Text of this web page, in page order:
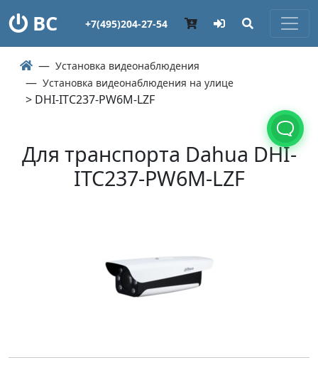
ВС +7(495)204-27-54
Установка видеонаблюдения
Установка видеонаблюдения на улице
> DHI-ITC237-PW6M-LZF
Для транспорта Dahua DHI-
ITC237-PW6M-LZF